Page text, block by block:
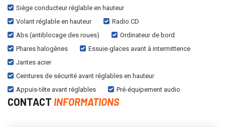
Siège conducteur réglable en hauteur
Volant réglable en hauteur
Radio CD
Abs (antiblocage des roues)
Ordinateur de bord
Phares halogènes
Essuie-glaces avant à intermittence
Jantes acier
Ceintures de sécurité avant réglables en hauteur
Appuis-tête avant réglables
Pré-équipement audio
CONTACT INFORMATIONS